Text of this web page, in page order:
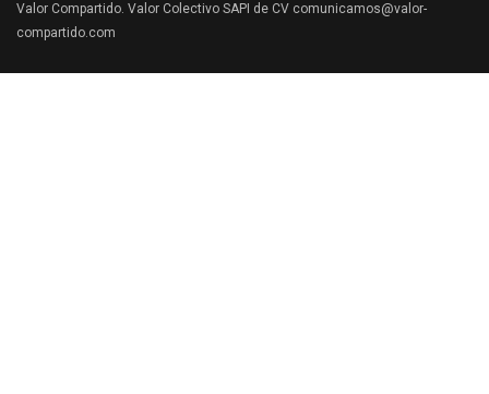
Valor Compartido. Valor Colectivo SAPI de CV comunicamos@valor-
compartido.com